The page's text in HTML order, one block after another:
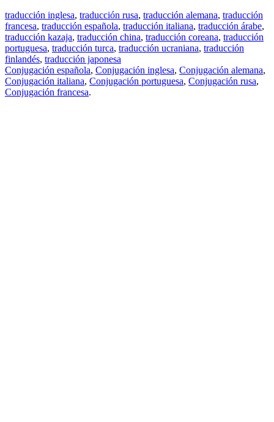
traducción inglesa, traducción rusa, traducción alemana, traducción
francesa, traducción española, traducción italiana, traducción árabe,
traducción kazaja, traducción china, traducción coreana, traducción
portuguesa, traducción turca, traducción ucraniana, traducción
finlandés, traducción japonesa
Conjugación española, Conjugación inglesa, Conjugación alemana,
Conjugación italiana, Conjugación portuguesa, Conjugación rusa,
Conjugación francesa.